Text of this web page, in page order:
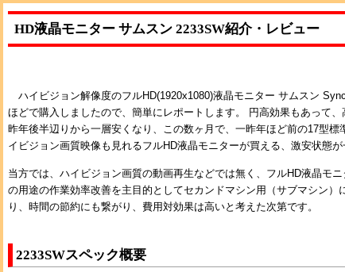
HD液晶モニター サムスン 2233SW紹介・レビュー
ハイビジョン解像度のフルHD(1920x1080)液晶モニター サムスン
ほどで購入しましたので、簡単にレポートします。 円高効果もあって
昨年後半辺りから一層安くなり、この数ヶ月で、一昨年ほど前の17型標
イビジョン画質映像も見れるフルHD液晶モニターが買える、激安状態が
当方では、ハイビジョン画質の動画再生などでは無く、フルHD液晶モ
の用途の作業効率改善を主目的としてセカンドマシン用（サブマシン）
り、時間の節約にも繋がり、費用対効果は高いと考えた次第です。
2233SWスペック概要